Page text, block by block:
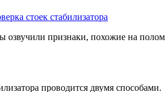
стоек стабилизатора
озвучили признаки, похожие на
проводится двумя способами.